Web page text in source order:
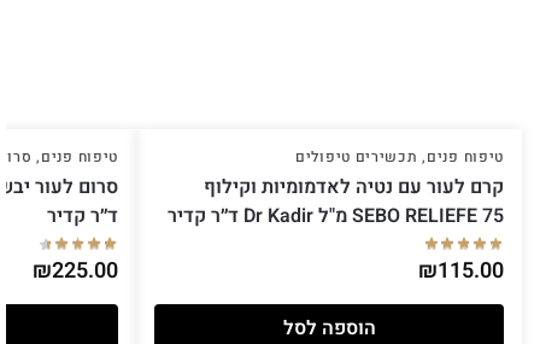
טיפוח פנים, תכשירים טיפולים
קרם לעור עם נטיה לאדמומיות וקילוף
SEBO RELIEFE 75 מ"ל Dr Kadir ד״ר קדיר
₪115.00
הוספה לסל
טיפוח פנים,
ד״ר קדיר
₪225.00